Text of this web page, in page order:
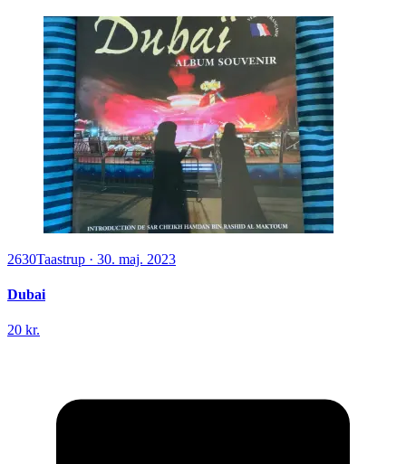
2630Taastrup · 30. maj. 2023
Dubai
20 kr.